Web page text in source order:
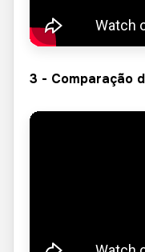
3 - Comparação